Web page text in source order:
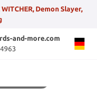
Demon Slayer,
and-more.com